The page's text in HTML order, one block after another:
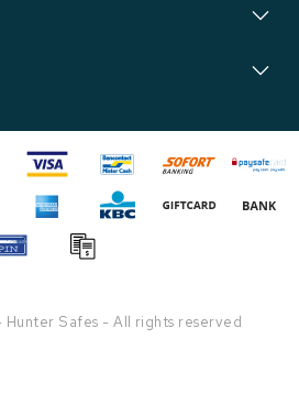
Safes - All rights reserved